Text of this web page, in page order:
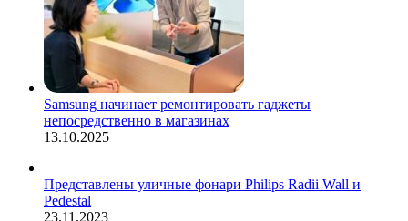
Samsung начинает ремонтировать гаджеты
непосредственно в магазинах
13.10.2025
Представлены уличные фонари Philips Radii Wall и
Pedestal
23.11.2023